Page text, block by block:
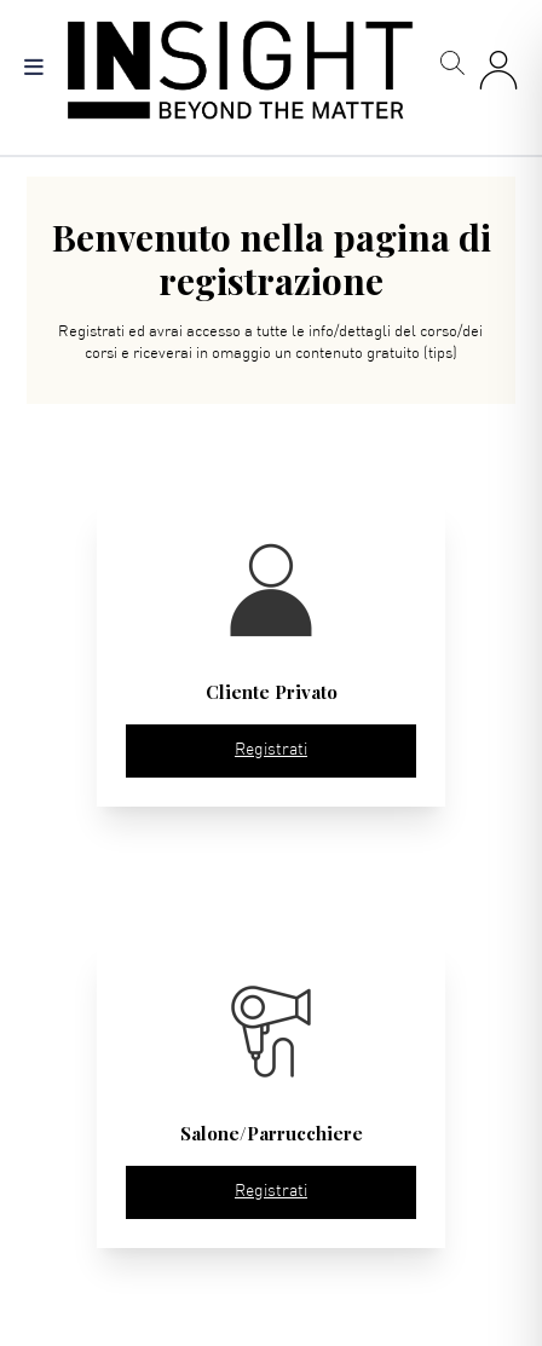
contenuto
principale
Benvenuto nella pagina di
registrazione
Registrati ed avrai accesso a tutte le info/dettagli del corso/dei
corsi e riceverai in omaggio un contenuto gratuito (tips)
Cliente Privato
Registrati
Salone/Parrucchiere
Registrati